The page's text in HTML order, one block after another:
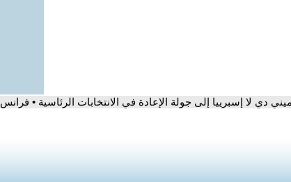
دي لا إسبرييا إلى جولة الإعادة في الانتخابات الرئاسية • فرانس 24